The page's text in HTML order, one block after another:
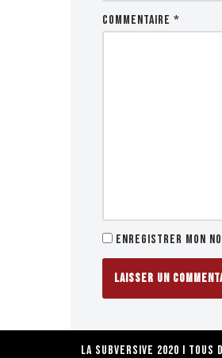
Commentaire *
Enregistrer mon
La Subversive 2020 I